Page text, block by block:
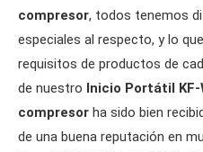
compresor, todos tenemos
especiales al respecto, y lo
requisitos de productos de
de nuestro Inicio Portátil KF-
compresor ha sido bien
de una buena reputación en